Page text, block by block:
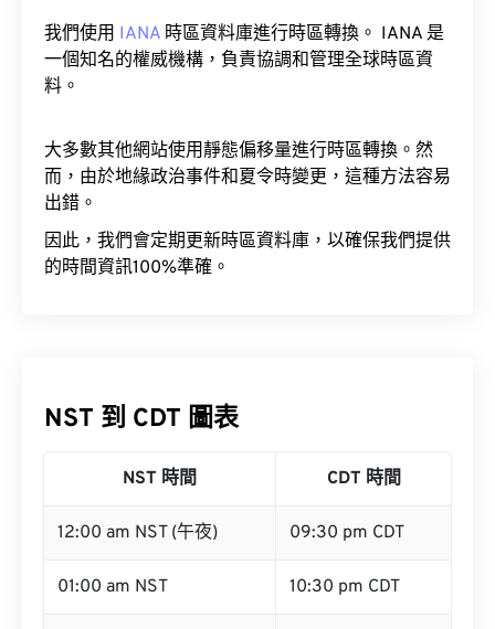
我們使用 IANA 時區資料庫進行時區轉換。 IANA 是
一個知名的權威機構，負責協調和管理全球時區資
料。
大多數其他網站使用靜態偏移量進行時區轉換。然
而，由於地緣政治事件和夏令時變更，這種方法容易
出錯。
因此，我們會定期更新時區資料庫，以確保我們提供
的時間資訊100%準確。
NST 到 CDT 圖表
NST 時間 CDT 時間
12:00 am NST (午夜) 09:30 pm CDT
01:00 am NST 10:30 pm CDT